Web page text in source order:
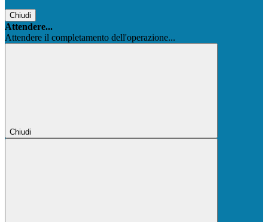
Chiudi
Attendere...
Attendere il completamento dell'operazione...
Chiudi